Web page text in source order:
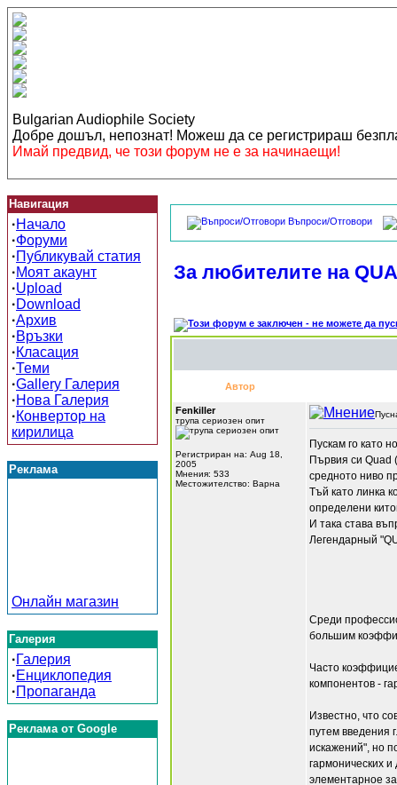
Bulgarian Audiophile Society
Добре дошъл, непознат! Можеш да се регистрираш
Имай предвид, че този форум не е за начинаещи!
Навигация
·Начало
·Форуми
·Публикувай статия
·Моят акаунт
·Upload
·Download
·Архив
·Връзки
·Класация
·Теми
·Gallery Галерия
·Нова Галерия
·Конвертор на
кирилица
Реклама
Онлайн магазин
Галерия
·Галерия
·Енциклопедия
·Пропаганда
Реклама от Google
Въпроси/Отговори
За любителите на
Автор
Fenkiller
трупа сериозен опит
Регистриран на: Aug 18,
2005
Мнения: 533
Местожителство: Варна
Пускам го като
Първия си Quad
средното ниво
Тъй като линка
определени
И така става
Легендарный
Среди
большим
Часто
компонентов -
Известно, что
путем введения
искажений", но
гармонических
элементарное